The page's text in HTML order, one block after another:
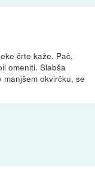
črte kaže. Pač,
omeniti. Slabša
okvirčku, se